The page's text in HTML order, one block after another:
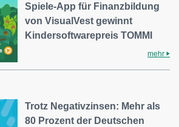
Spiele-App für Finanzbildung
von VisualVest gewinnt
Kindersoftwarepreis TOMMI
mehr
Trotz Negativzinsen: Mehr als
80 Prozent der Deutschen